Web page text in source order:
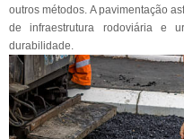
outros métodos. A pavimentação
de infraestrutura rodoviária e
durabilidade.